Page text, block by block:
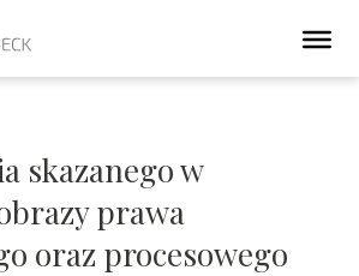
skazanego w
prawa
oraz procesowego